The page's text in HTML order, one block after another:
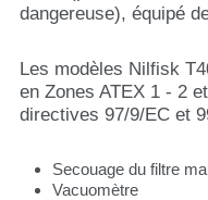
dangereuse), équipé
Les modèles Nilfisk
en Zones ATEX 1 - 2
directives 97/9/EC et
Secouage du filtre
Vacuomètre